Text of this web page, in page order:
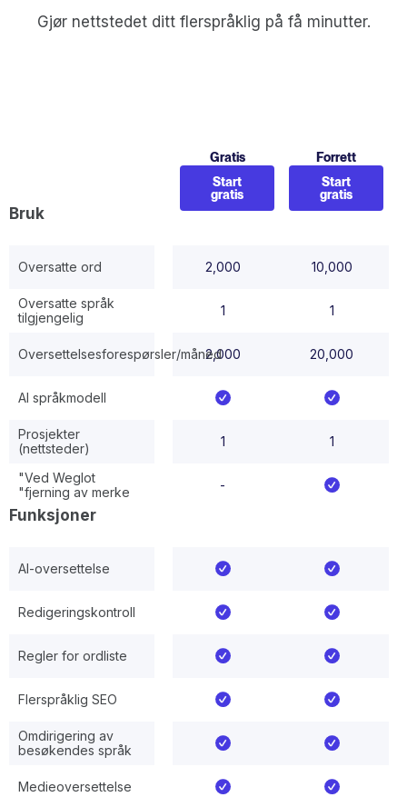
Gjør nettstedet ditt flerspråklig på få minutter.
Bruk
Oversatte ord
Oversatte språk
tilgjengelig
Oversettelsesforespørsler/måned
AI språkmodell
Prosjekter
(nettsteder)
"Ved Weglot
"fjerning av merke
Funksjoner
AI-oversettelse
Redigeringskontroll
Regler for ordliste
Flerspråklig SEO
Omdirigering av
besøkendes språk
Medieoversettelse
Gratis
Start
gratis
2,000
1
2,000
1
-
Forrett
Start
gratis
10,000
1
20,000
1